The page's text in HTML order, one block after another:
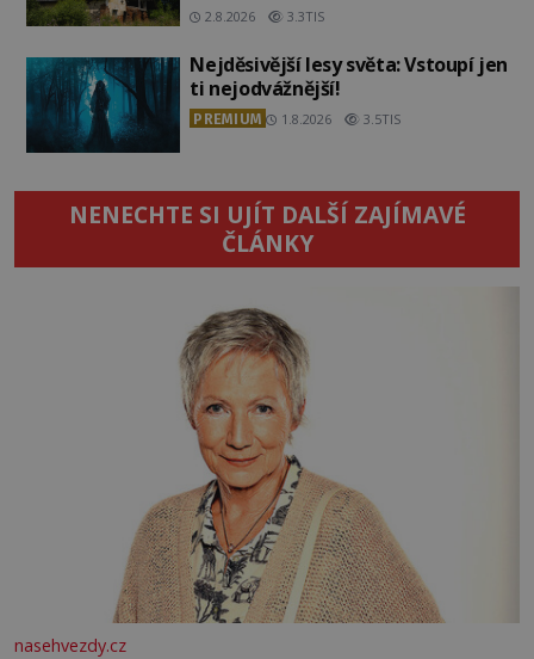
2.8.2026 3.3TIS
Nejděsivější lesy světa: Vstoupí jen
ti nejodvážnější!
PREMIUM 1.8.2026 3.5TIS
NENECHTE SI UJÍT DALŠÍ ZAJÍMAVÉ
ČLÁNKY
nasehvezdy.cz